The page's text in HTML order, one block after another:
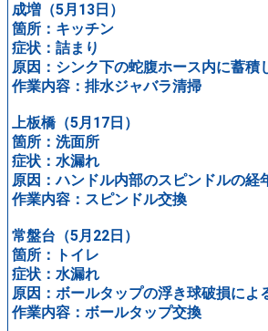
成増（5月13日）
箇所：キッチン
症状：詰まり
原因：シンク下の蛇腹ホース内に蓄積
作業内容：排水ジャバラ清掃
上板橋（5月17日）
箇所：洗面所
症状：水漏れ
原因：ハンドル内部のスピンドルの経
作業内容：スピンドル交換
常盤台（5月22日）
箇所：トイレ
症状：水漏れ
原因：ボールタップの浮き球破損によ
作業内容：ボールタップ交換